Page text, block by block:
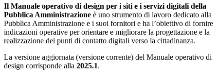
Il Manuale operativo di design per i siti e i servizi digitali della
Pubblica Amministrazione è uno strumento di lavoro dedicato alla
Pubblica Amministrazione e i suoi fornitori e ha l’obiettivo di fornire
indicazioni operative per orientare e migliorare la progettazione e la
realizzazione dei punti di contatto digitali verso la cittadinanza.
La versione aggiornata (versione corrente) del Manuale operativo di
design corrisponde alla 2025.1.